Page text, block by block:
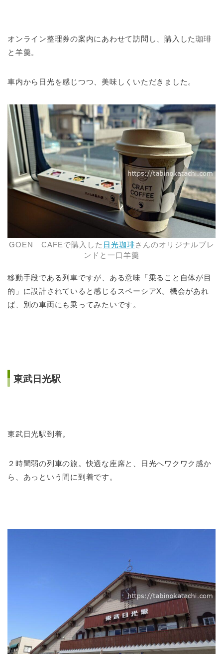
オンライン整理券の案内にあわせて訪問し、購入した珈琲
と羊羹。
車内から日光を感じつつ、美味しくいただきました。
GOEN CAFEで購入した 日光珈琲さんのオリジナルブレ
ンドと一口羊羹
移動手段である列車ですが、ある意味「乗ること自体が目
的」に設計されていると感じるスペーシアX。機会があれ
ば、別の車両にも乗ってみたいです。
東武日光駅
東武日光駅到着。
２時間弱の列車の旅。快適な座席と、日光へワクワク感か
ら、あっという間に到着です。